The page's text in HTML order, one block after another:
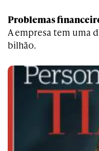
Problemas
A empresa tem uma
bilhão.